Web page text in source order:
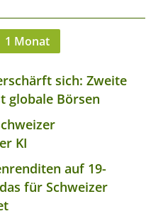
1 Monat
sich: Zweite
globale Börsen
KI
auf 19-
für Schweizer